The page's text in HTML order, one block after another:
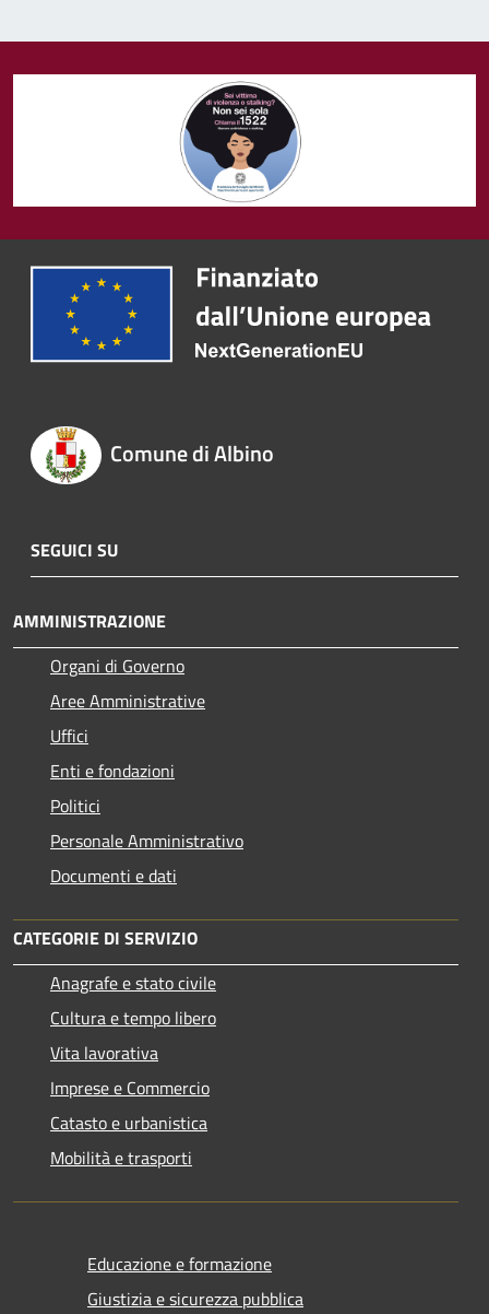
Comune di Albino
SEGUICI SU
AMMINISTRAZIONE
Organi di Governo
Aree Amministrative
Uffici
Enti e fondazioni
Politici
Personale Amministrativo
Documenti e dati
CATEGORIE DI SERVIZIO
Anagrafe e stato civile
Cultura e tempo libero
Vita lavorativa
Imprese e Commercio
Catasto e urbanistica
Mobilità e trasporti
Educazione e formazione
Giustizia e sicurezza pubblica